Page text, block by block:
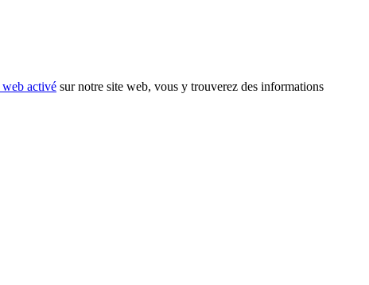
web activé sur notre site web, vous y trouverez des informations